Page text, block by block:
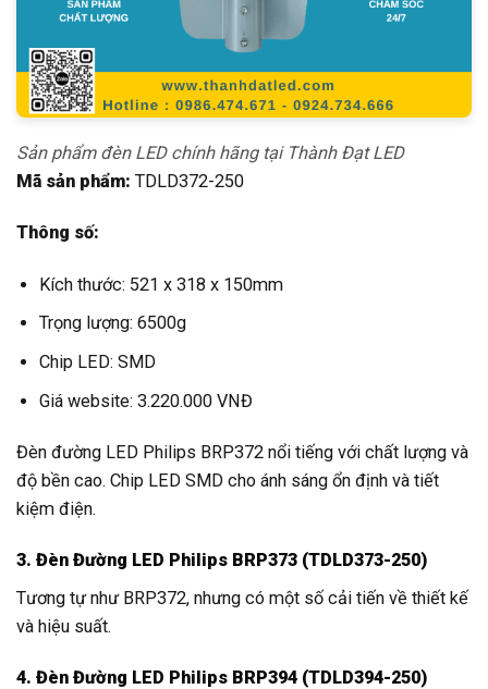
Sản phẩm đèn LED chính hãng tại Thành Đạt LED
Mã sản phẩm: TDLD372-250
Thông số:
Kích thước: 521 x 318 x 150mm
Trọng lượng: 6500g
Chip LED: SMD
Giá website: 3.220.000 VNĐ
Đèn đường LED Philips BRP372 nổi tiếng với chất lượng và
độ bền cao. Chip LED SMD cho ánh sáng ổn định và tiết
kiệm điện.
3. Đèn Đường LED Philips BRP373 (TDLD373-250)
Tương tự như BRP372, nhưng có một số cải tiến về thiết kế
và hiệu suất.
4. Đèn Đường LED Philips BRP394 (TDLD394-250)